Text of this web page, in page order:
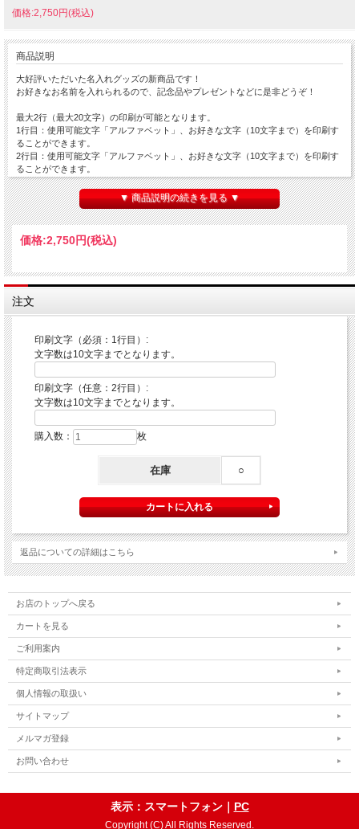
価格:2,750円(税込)
商品説明
大好評いただいた名入れグッズの新商品です！
お好きなお名前を入れられるので、記念品やプレゼントなどに是非どうぞ！
最大2行（最大20文字）の印刷が可能となります。
1行目：使用可能文字「アルファベット」、お好きな文字（10文字まで）を印刷す
ることができます。
2行目：使用可能文字「アルファベット」、お好きな文字（10文字まで）を印刷す
ることができます。
※アルファベット以外は使用できません。
※受注生産のため、予約受付となります。
■カラー：全5種（ライトブルー、ライトピンク、デイジー、ライトグレー、ナチ
ュラル）
■素材：綿100%
■内容量：10L
■締切とお届けについて
・毎月15日23:59申込締切
⇒当月下旬から翌月上旬発送となります。
【毎月30日締切】
・毎月30日23:59申込締切
⇒翌月中旬から下旬発送となります。
※15日・30日が土日祝日の場合は、翌営業日が締切となります。
アルファベット１０文字までとなります。
例） 印刷希望文字：BONOBONO
【2行目】
印刷文字はアルファベット１０文字
「カートへ入れる」をクリックする前に、必ず印刷文字にご希望の文字を入力して
例） 印刷希望文字：BONOBONO
※文字は、「アルファベット」のみとなります。
※その他文字は使用できません。
※こちらの商品はクレジットカード決済のみご利用可能となります。
※他の商品を一緒にご購入した場合も上記決済のみご利用可能となります。
※受注生産商品のため、お申込み後のキャンセルはできません。予めご了承くださ
い。
※他商品と一緒に購入した場合、予約商品と一緒に発送となります。
▼ 商品説明の続きを見る ▼
価格:2,750円(税込)
注文
印刷文字（必須：1行目）:
文字数は10文字までとなります。
印刷文字（任意：2行目）:
文字数は10文字までとなります。
購入数： 枚
在庫 ○
返品についての詳細はこちら
お店のトップへ戻る
カートを見る
ご利用案内
特定商取引法表示
個人情報の取扱い
サイトマップ
メルマガ登録
お問い合わせ
表示：スマートフォン｜ PC
Copyright (C) All Rights Reserved.